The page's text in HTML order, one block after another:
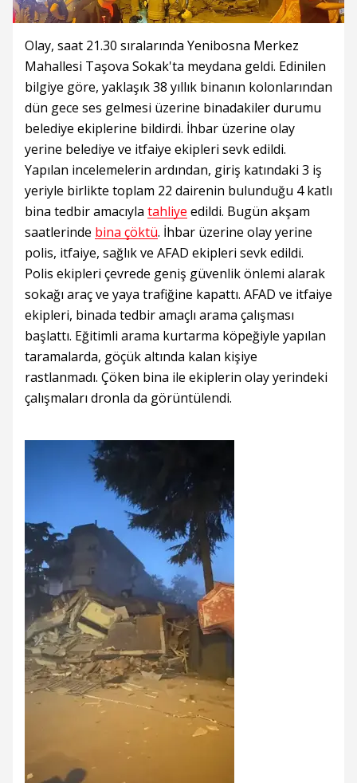
Olay, saat 21.30 sıralarında Yenibosna Merkez
Mahallesi Taşova Sokak'ta meydana geldi. Edinilen
bilgiye göre, yaklaşık 38 yıllık binanın kolonlarından
dün gece ses gelmesi üzerine binadakiler durumu
belediye ekiplerine bildirdi. İhbar üzerine olay
yerine belediye ve itfaiye ekipleri sevk edildi.
Yapılan incelemelerin ardından, giriş katındaki 3 iş
yeriyle birlikte toplam 22 dairenin bulunduğu 4 katlı
bina tedbir amacıyla tahliye edildi. Bugün akşam
saatlerinde bina çöktü. İhbar üzerine olay yerine
polis, itfaiye, sağlık ve AFAD ekipleri sevk edildi.
Polis ekipleri çevrede geniş güvenlik önlemi alarak
sokağı araç ve yaya trafiğine kapattı. AFAD ve itfaiye
ekipleri, binada tedbir amaçlı arama çalışması
başlattı. Eğitimli arama kurtarma köpeğiyle yapılan
taramalarda, göçük altında kalan kişiye
rastlanmadı. Çöken bina ile ekiplerin olay yerindeki
çalışmaları dronla da görüntülendi.